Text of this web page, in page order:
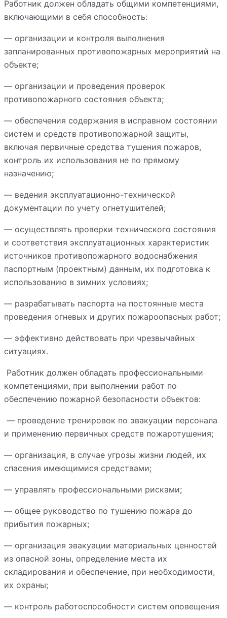
Работник должен обладать общими компетенциями,
включающими в себя способность:
— организации и контроля выполнения
запланированных противопожарных мероприятий на
объекте;
— организации и проведения проверок
противопожарного состояния объекта;
— обеспечения содержания в исправном состоянии
систем и средств противопожарной защиты,
включая первичные средства тушения пожаров,
контроль их использования не по прямому
назначению;
— ведения эксплуатационно-технической
документации по учету огнетушителей;
— осуществлять проверки технического состояния
и соответствия эксплуатационных характеристик
источников противопожарного водоснабжения
паспортным (проектным) данным, их подготовка к
использованию в зимних условиях;
— разрабатывать паспорта на постоянные места
проведения огневых и других пожароопасных работ;
— эффективно действовать при чрезвычайных
ситуациях.
Работник должен обладать профессиональными
компетенциями, при выполнении работ по
обеспечению пожарной безопасности объектов:
— проведение тренировок по эвакуации персонала
и применению первичных средств пожаротушения;
— организация, в случае угрозы жизни людей, их
спасения имеющимися средствами;
— управлять профессиональными рисками;
— общее руководство по тушению пожара до
прибытия пожарных;
— организация эвакуации материальных ценностей
из опасной зоны, определение места их
складирования и обеспечение, при необходимости,
их охраны;
— контроль работоспособности систем оповещения